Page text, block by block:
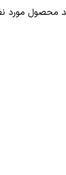
محصول مورد